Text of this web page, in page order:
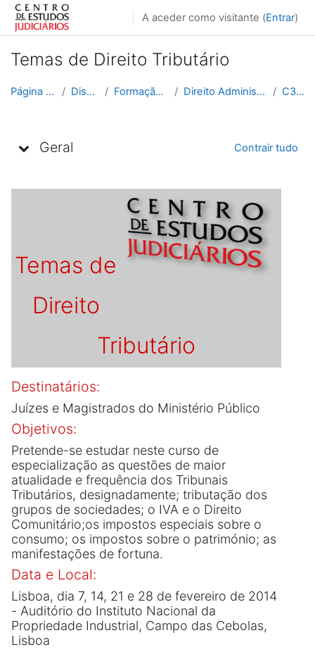
Ir para o conteúdo principal
A aceder como visitante (Entrar)
Temas de Direito Tributário
Página principal Disciplinas Formação Contínua Direito Administrativo e Fiscal C3_2014
Geral Contrair tudo
Temas de
Direito
Tributário
Destinatários:
Juízes e Magistrados do Ministério Público
Objetivos:
Pretende-se estudar neste curso de
especialização as questões de maior
atualidade e frequência dos Tribunais
Tributários, designadamente; tributação dos
grupos de sociedades; o IVA e o Direito
Comunitário;os impostos especiais sobre o
consumo; os impostos sobre o património; as
manifestações de fortuna.
Data e Local:
Lisboa, dia 7, 14, 21 e 28 de fevereiro de 2014
- Auditório do Instituto Nacional da
Propriedade Industrial, Campo das Cebolas,
Lisboa